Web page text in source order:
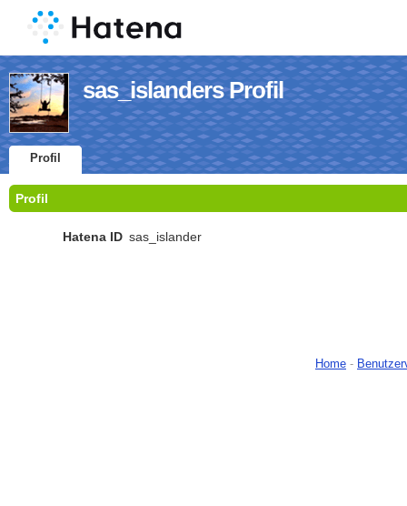
sas_islanders Profil
Profil
Profil
Hatena ID sas_islander
Home -